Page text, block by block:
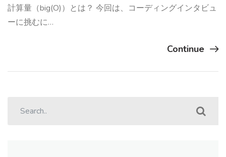
計算量（big(O)）とは？ 今回は、コーディングインタビュ
ーに挑むに…
Continue